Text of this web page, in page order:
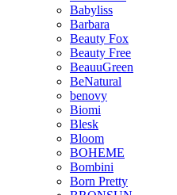
Babyliss
Barbara
Beauty Fox
Beauty Free
BeauuGreen
BeNatural
benovy
Biomi
Blesk
Bloom
BOHEME
Bombini
Born Pretty